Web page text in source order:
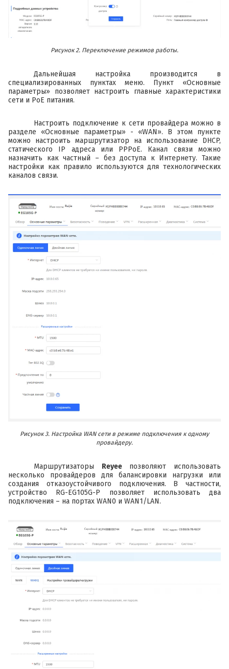
Рисунок 2. Переключение режимов работы.
Дальнейшая настройка производится в
специализированных пунктах меню. Пункт «Основные
параметры» позволяет настроить главные характеристики
сети и PoE питания.
Настроить подключение к сети провайдера можно в
разделе «Основные параметры» - «WAN». В этом пункте
можно настроить маршрутизатор на использование DHCP,
статического IP адреса или PPPoE. Канал связи можно
назначить как частный – без доступа к Интернету. Такие
настройки как правило используются для технологических
каналов связи.
Рисунок 3. Настройка WAN сети в режиме подключения к одному
провайдеру.
Маршрутизаторы Reyeeпозволяют использовать
несколько провайдеров для балансировки нагрузки или
создания отказоустойчивого подключения. В частности,
устройство RG-EG105G-P позволяет использовать два
подключения – на портах WAN0 и WAN1/LAN.